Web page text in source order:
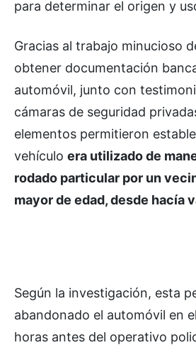
para determinar el origen y
Gracias al trabajo minucioso
obtener documentación
automóvil, junto con
cámaras de seguridad
elementos permitieron
vehículo era utilizado de
rodado particular por un
mayor de edad, desde hacía
Según la investigación, esta
abandonado el automóvil en
horas antes del operativo